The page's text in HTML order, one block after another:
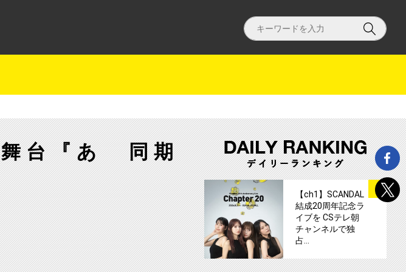
台『あゝ同期
演出『あゝ同期の桜』を独占放送！サムネイル
1
【ch1】SCANDAL
結成20周年記念ラ
イブを CSテレ朝
チャンネルで独
占…